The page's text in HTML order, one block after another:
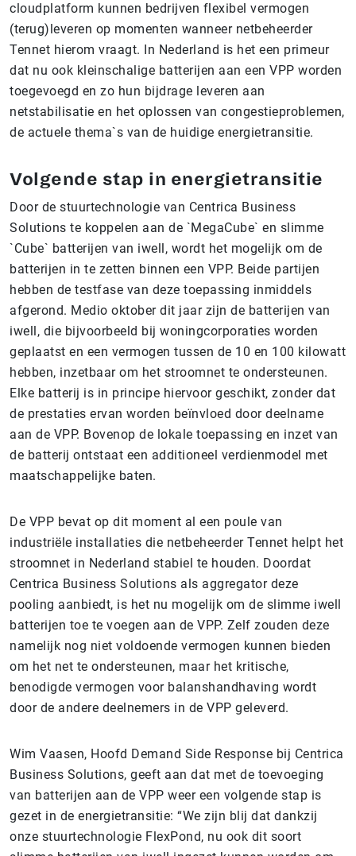
cloudplatform kunnen bedrijven flexibel vermogen
(terug)leveren op momenten wanneer netbeheerder
Tennet hierom vraagt. In Nederland is het een primeur
dat nu ook kleinschalige batterijen aan een VPP worden
toegevoegd en zo hun bijdrage leveren aan
netstabilisatie en het oplossen van congestieproblemen,
de actuele thema`s van de huidige energietransitie.
Volgende stap in energietransitie
Door de stuurtechnologie van Centrica Business
Solutions te koppelen aan de `MegaCube` en slimme
`Cube` batterijen van iwell, wordt het mogelijk om de
batterijen in te zetten binnen een VPP. Beide partijen
hebben de testfase van deze toepassing inmiddels
afgerond. Medio oktober dit jaar zijn de batterijen van
iwell, die bijvoorbeeld bij woningcorporaties worden
geplaatst en een vermogen tussen de 10 en 100 kilowatt
hebben, inzetbaar om het stroomnet te ondersteunen.
Elke batterij is in principe hiervoor geschikt, zonder dat
de prestaties ervan worden beïnvloed door deelname
aan de VPP. Bovenop de lokale toepassing en inzet van
de batterij ontstaat een additioneel verdienmodel met
maatschappelijke baten.
De VPP bevat op dit moment al een poule van
industriële installaties die netbeheerder Tennet helpt het
stroomnet in Nederland stabiel te houden. Doordat
Centrica Business Solutions als aggregator deze
pooling aanbiedt, is het nu mogelijk om de slimme iwell
batterijen toe te voegen aan de VPP. Zelf zouden deze
namelijk nog niet voldoende vermogen kunnen bieden
om het net te ondersteunen, maar het kritische,
benodigde vermogen voor balanshandhaving wordt
door de andere deelnemers in de VPP geleverd.
Wim Vaasen, Hoofd Demand Side Response bij Centrica
Business Solutions, geeft aan dat met de toevoeging
van batterijen aan de VPP weer een volgende stap is
gezet in de energietransitie: “We zijn blij dat dankzij
onze stuurtechnologie FlexPond, nu ook dit soort